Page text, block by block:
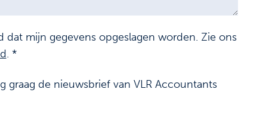
dat mijn gegevens opgeslagen worden. Zie ons
. *
graag de nieuwsbrief van VLR Accountants